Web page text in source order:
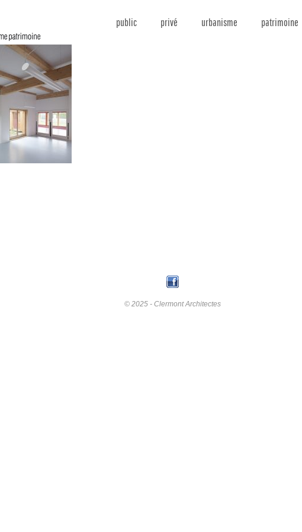
public privé urbanisme patrimoine
© 2025 - Clermont Architectes